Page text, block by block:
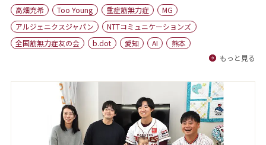
出版物
会社概要
高畑充希 Too Young 重症筋無力症
MG
アルジェニクスジャパン
NTTコミュニケーションズ
全国筋無力症友の会
b.dot 愛知 AI
熊本
もっと見る